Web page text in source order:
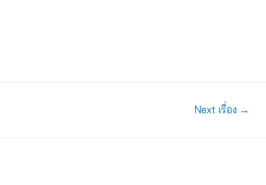
Next เรื่อง →